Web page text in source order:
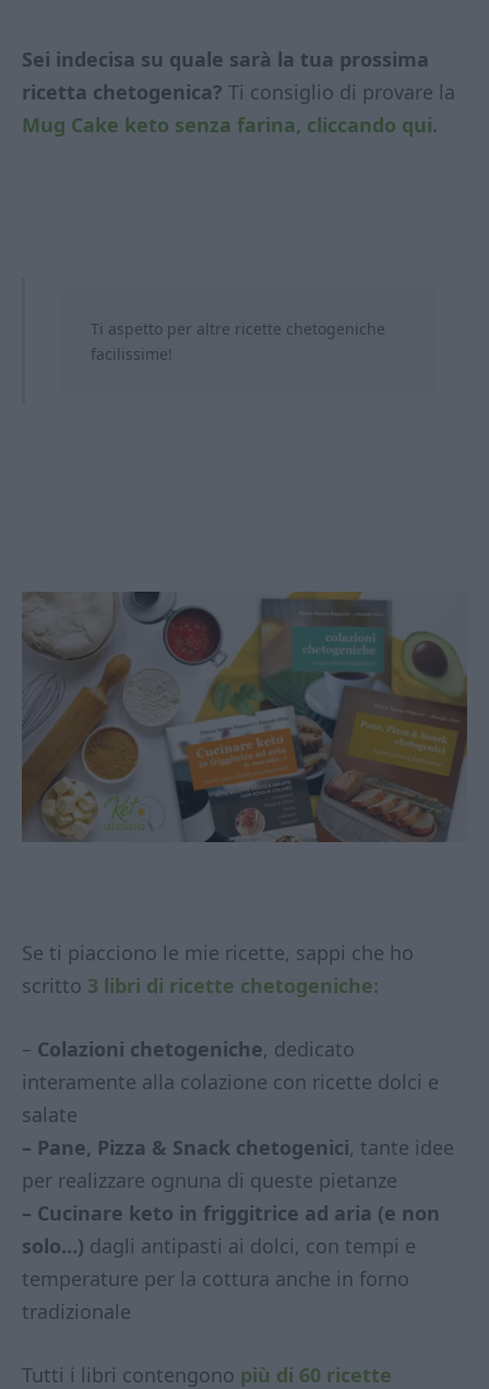
Sei indecisa su quale sarà la tua prossima
ricetta chetogenica? Ti consiglio di provare la
Mug Cake keto senza farina, cliccando qui.
Ti aspetto per altre ricette chetogeniche
facilissime!
Se ti piacciono le mie ricette, sappi che ho
scritto 3 libri di ricette chetogeniche:
– Colazioni chetogeniche, dedicato
interamente alla colazione con ricette dolci e
salate
– Pane, Pizza & Snack chetogenici, tante idee
per realizzare ognuna di queste pietanze
– Cucinare keto in friggitrice ad aria (e non
solo…) dagli antipasti ai dolci, con tempi e
temperature per la cottura anche in forno
tradizionale
Tutti i libri contengono più di 60 ricette